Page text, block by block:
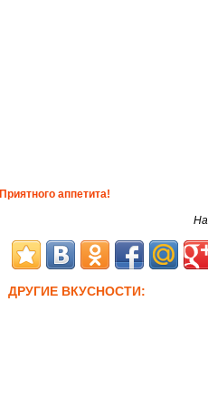
Приятного аппетита!
ДРУГИЕ ВКУСНОСТИ: